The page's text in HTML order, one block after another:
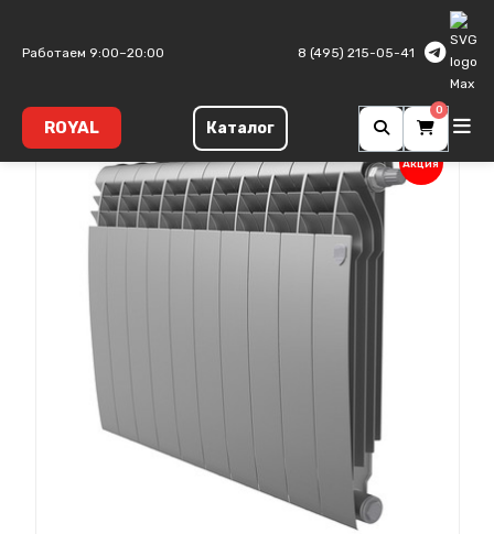
Работаем 9:00–20:00 8 (495) 215-05-41
ROYAL Каталог
0
Акция